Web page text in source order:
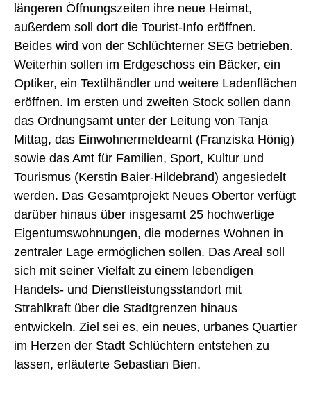
längeren Öffnungszeiten ihre neue Heimat,
außerdem soll dort die Tourist-Info eröffnen.
Beides wird von der Schlüchterner SEG betrieben.
Weiterhin sollen im Erdgeschoss ein Bäcker, ein
Optiker, ein Textilhändler und weitere Ladenflächen
eröffnen. Im ersten und zweiten Stock sollen dann
das Ordnungsamt unter der Leitung von Tanja
Mittag, das Einwohnermeldeamt (Franziska Hönig)
sowie das Amt für Familien, Sport, Kultur und
Tourismus (Kerstin Baier-Hildebrand) angesiedelt
werden. Das Gesamtprojekt Neues Obertor verfügt
darüber hinaus über insgesamt 25 hochwertige
Eigentumswohnungen, die modernes Wohnen in
zentraler Lage ermöglichen sollen. Das Areal soll
sich mit seiner Vielfalt zu einem lebendigen
Handels- und Dienstleistungsstandort mit
Strahlkraft über die Stadtgrenzen hinaus
entwickeln. Ziel sei es, ein neues, urbanes Quartier
im Herzen der Stadt Schlüchtern entstehen zu
lassen, erläuterte Sebastian Bien.